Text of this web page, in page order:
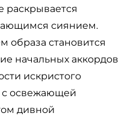
раскрывается
сиянием.
образа становится
начальных аккордов
искристого
с освежающей
дивной